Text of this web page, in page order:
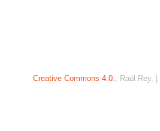
Creative Commons 4.0. , Raúl Rey. |